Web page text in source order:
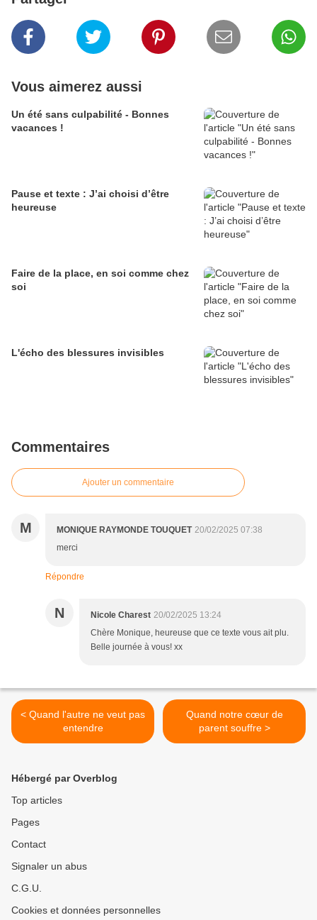
Vous aimerez aussi
Un été sans culpabilité - Bonnes
vacances !
Pause et texte : J’ai choisi d’être
heureuse
Faire de la place, en soi comme chez
soi
L'écho des blessures invisibles
Commentaires
Ajouter un commentaire
M MONIQUE RAYMONDE TOUQUET 20/02/2025 07:38
merci
Répondre
N Nicole Charest 20/02/2025 13:24
Chère Monique, heureuse que ce texte vous ait plu.
Belle journée à vous! xx
< Quand l'autre ne veut pas
entendre
Quand notre cœur de
parent souffre >
Hébergé par Overblog
Top articles
Pages
Contact
Signaler un abus
C.G.U.
Cookies et données personnelles